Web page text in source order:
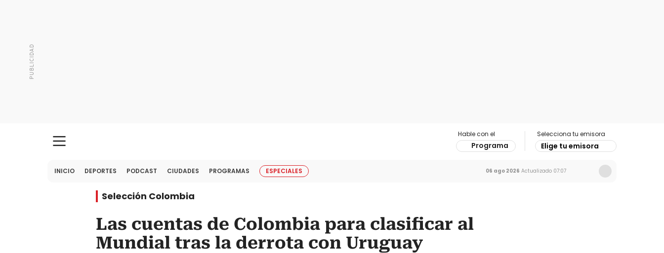
Hable con el
Programa
Selecciona tu emisora
Elige tu emisora
INICIO DEPORTES PODCAST CIUDADES PROGRAMAS ESPECIALES 06 ago 2026 Actualizado 07:07
Selección Colombia
Las cuentas de Colombia para clasificar al
Mundial tras la derrota con Uruguay